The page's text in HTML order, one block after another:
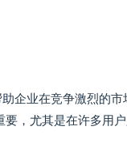
企业在竞争激烈的
，尤其是在许多用